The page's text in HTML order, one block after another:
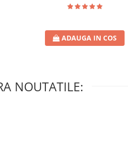
ADAUGA IN COS
NOUTATILE: